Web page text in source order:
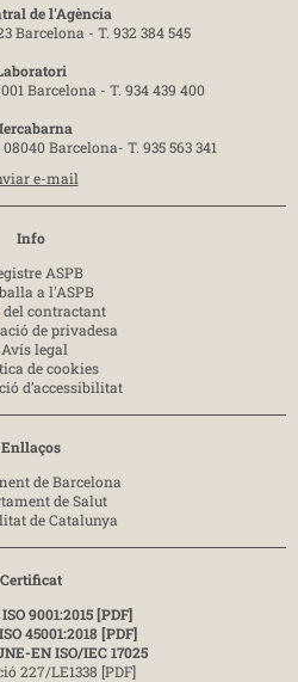
de l'Agència
Barcelona - T. 932 384 545
Barcelona - T. 934 439 400
08040 Barcelona- T. 935 563 341
e-mail
Info
ASPB
a l'ASPB
del contractant
de privadesa
Avís legal
de cookies
d’accessibilitat
Enllaços
de Barcelona
de Salut
de Catalunya
Certificat
9001:2015 [PDF]
45001:2018 [PDF]
EN ISO/IEC 17025
227/LE1338 [PDF]